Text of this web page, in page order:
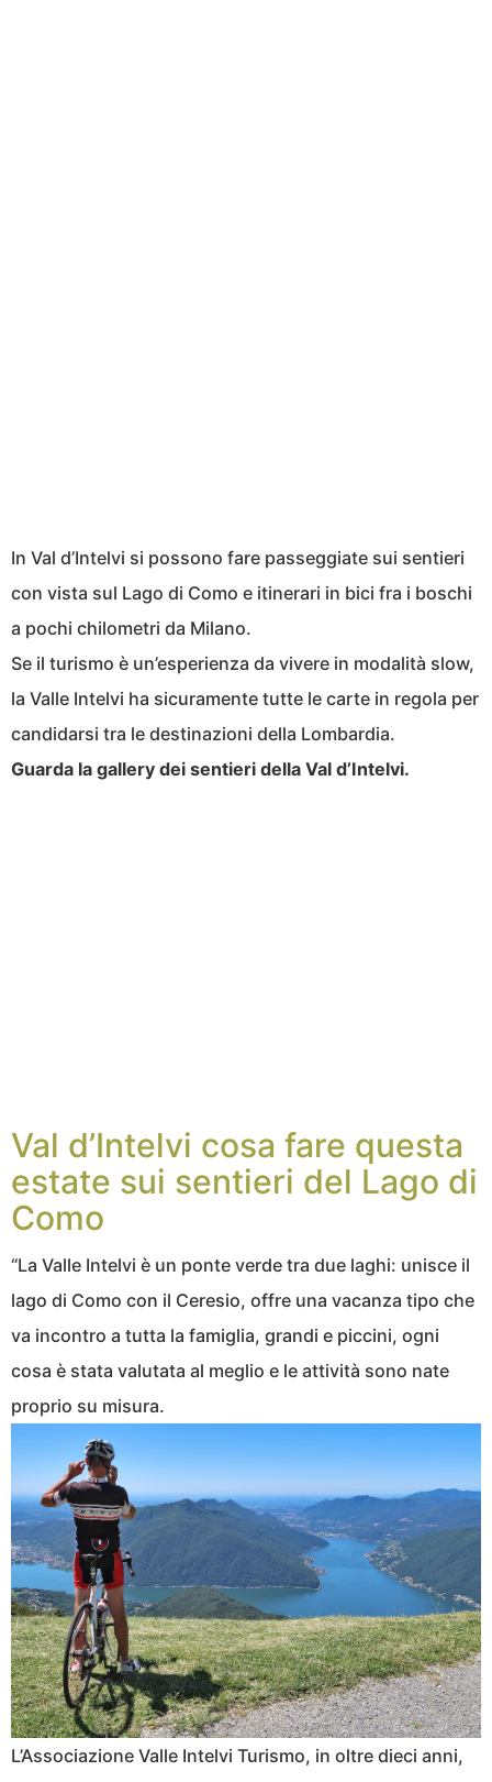
In Val d’Intelvi si possono fare passeggiate sui sentieri
con vista sul Lago di Como e itinerari in bici fra i boschi
a pochi chilometri da Milano.
Se il turismo è un’esperienza da vivere in modalità slow,
la Valle Intelvi ha sicuramente tutte le carte in regola per
candidarsi tra le destinazioni della Lombardia.
Guarda la gallery dei sentieri della Val d’Intelvi.
Val d’Intelvi cosa fare questa
estate sui sentieri del Lago di
Como
“La Valle Intelvi è un ponte verde tra due laghi: unisce il
lago di Como con il Ceresio, offre una vacanza tipo che
va incontro a tutta la famiglia, grandi e piccini, ogni
cosa è stata valutata al meglio e le attività sono nate
proprio su misura.
L’Associazione Valle Intelvi Turismo, in oltre dieci anni,